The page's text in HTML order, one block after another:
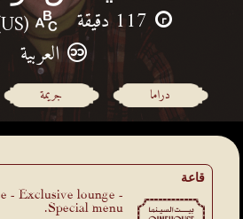
117 دقيقة
العربية
دراما جريمة
قاعة
- Exclusive lounge -
Special menu.